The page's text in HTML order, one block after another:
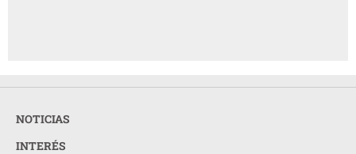
NOTICIAS
INTERÉS